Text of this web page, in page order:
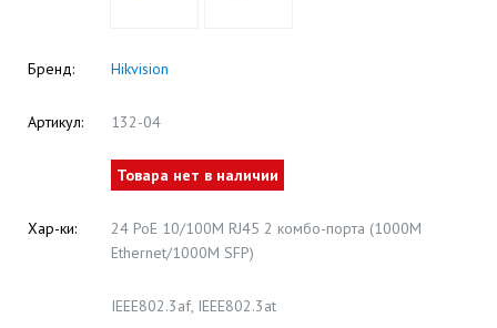
Бренд: Hikvision
Артикул: 132-04
Товара нет в наличии
Хар-ки:
24 PoE 10/100M RJ45 2 комбо-порта (1000М
Ethernet/1000M SFP)
IEEE802.3af, IEEE802.3at